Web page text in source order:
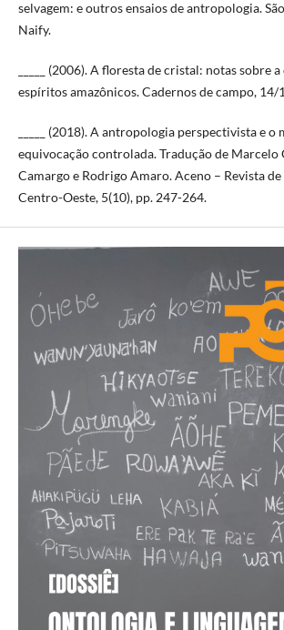
selvagem: e outros ensaios de antropologia.
Naify.
_____ (2006). A floresta de cristal: notas sobre
espíritos amazônicos. Cadernos de campo, 14/
_____ (2018). A antropologia perspectivista e o
equivocação controlada. Tradução de Marcelo
Camargo e Rodrigo Amaro. Aceno – Revista
Centro-Oeste, 5(10), pp. 247-264.